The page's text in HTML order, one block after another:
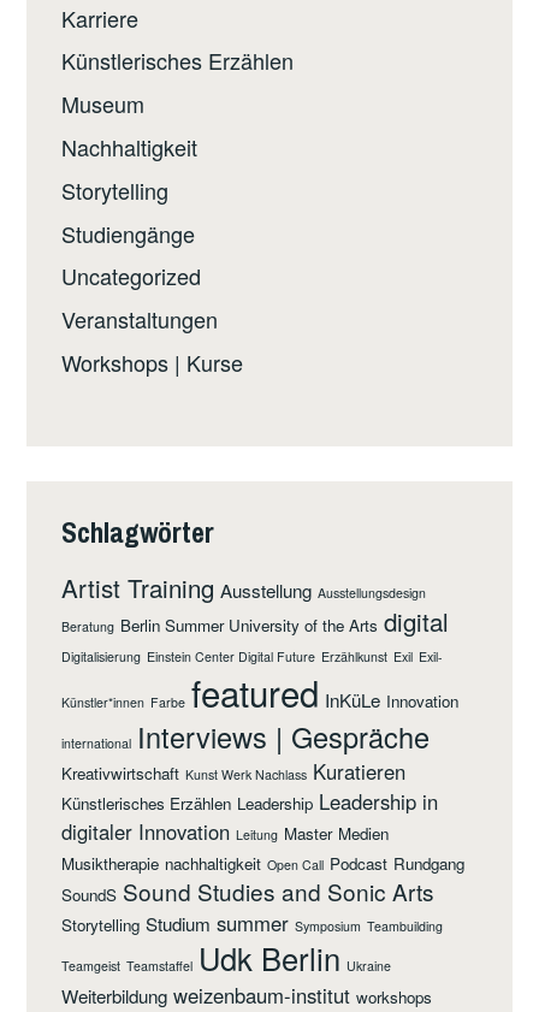
Karriere
Künstlerisches Erzählen
Museum
Nachhaltigkeit
Storytelling
Studiengänge
Uncategorized
Veranstaltungen
Workshops | Kurse
Schlagwörter
Artist Training Ausstellung Ausstellungsdesign
Beratung Berlin Summer University of the Arts digital
Digitalisierung Einstein Center Digital Future Erzählkunst Exil Exil-
Künstler*innen Farbe featured InKüLe Innovation
international Interviews | Gespräche
Kreativwirtschaft Kunst Werk Nachlass Kuratieren
Künstlerisches Erzählen Leadership Leadership in
digitaler Innovation Leitung Master Medien
Musiktherapie nachhaltigkeit Open Call Podcast Rundgang
SoundS Sound Studies and Sonic Arts
Storytelling Studium summer Symposium Teambuilding
Teamgeist Teamstaffel Udk Berlin Ukraine
Weiterbildung weizenbaum-institut workshops